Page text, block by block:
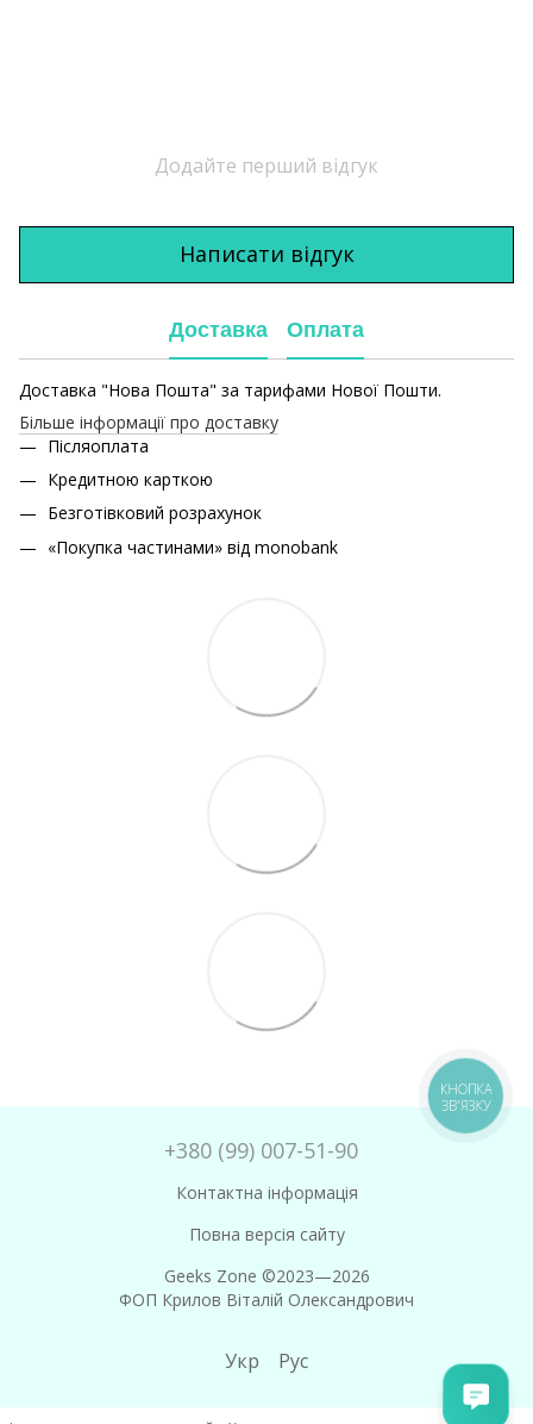
Додайте перший відгук
Написати відгук
Доставка Оплата
Доставка "Нова Пошта" за тарифами Нової Пошти.
Більше інформації про доставку
Післяоплата
Кредитною карткою
Безготівковий розрахунок
«Покупка частинами» від monobank
+380 (99) 007-51-90
Контактна інформація
Повна версія сайту
Geeks Zone ©2023—2026
ФОП Крилов Віталій Олександрович
Укр Рус
КНОПКА
ЗВ'ЯЗКУ